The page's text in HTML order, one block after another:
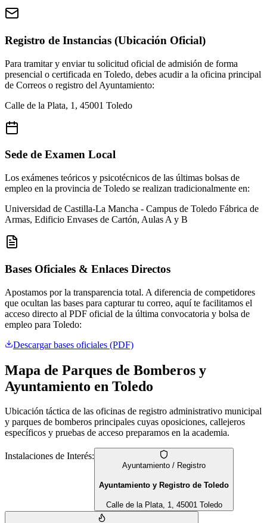
Registro de Instancias (Ubicación Oficial)
Para tramitar y enviar tu solicitud oficial de admisión de forma
presencial o certificada en Toledo, debes acudir a la oficina principal
de Correos o registro del Ayuntamiento:
Calle de la Plata, 1, 45001 Toledo
Sede de Examen Local
Los exámenes teóricos y psicotécnicos de las últimas bolsas de
empleo en la provincia de Toledo se realizan tradicionalmente en:
Universidad de Castilla-La Mancha - Campus de Toledo Fábrica de
Armas, Edificio Envases de Cartón, Aulas A y B
Bases Oficiales & Enlaces Directos
Apostamos por la transparencia total. A diferencia de competidores
que ocultan las bases para capturar tu correo, aquí te facilitamos el
acceso directo al PDF oficial de la última convocatoria y bolsa de
empleo para Toledo:
Descargar bases oficiales (PDF)
Mapa de Parques de Bomberos y
Ayuntamiento en Toledo
Ubicación táctica de las oficinas de registro administrativo municipal
y parques de bomberos principales cuyas oposiciones, callejeros
específicos y pruebas de acceso preparamos en la academia.
Instalaciones de Interés:
Ayuntamiento / Registro
Ayuntamiento y Registro de Toledo
Calle de la Plata, 1, 45001 Toledo